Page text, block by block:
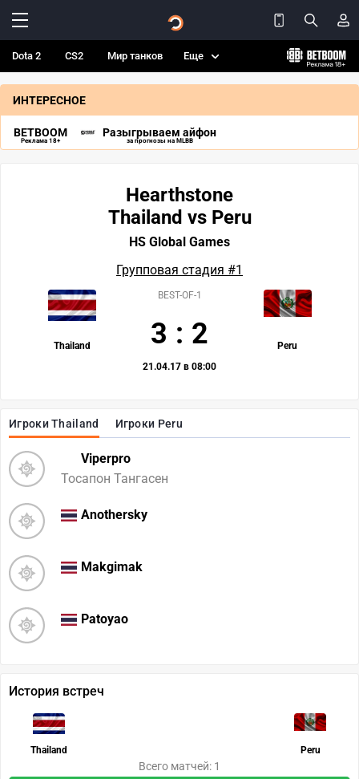
Dota 2 CS2 Мир танков Еще
ИНТЕРЕСНОЕ
BETBOOM
Реклама 18+
Разыгрываем айфон
за прогнозы на MLBB
Игроки Thailand Игроки Peru
Viperpro
Тосапон Тангасен
Anothersky
Makgimak
Patoyao
Hearthstone
Thailand vs Peru
HS Global Games
Групповая стадия #1
Thailand Peru
BEST-OF-1
3 : 2
21.04.17 в 08:00
История встреч
Thailand Peru
Всего матчей: 1